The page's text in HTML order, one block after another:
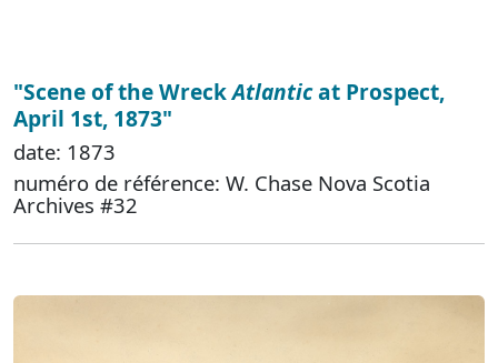
"Scene of the WreckAtlanticat Prospect,
April 1st, 1873"
date: 1873
numéro de référence: W. Chase Nova Scotia
Archives #32